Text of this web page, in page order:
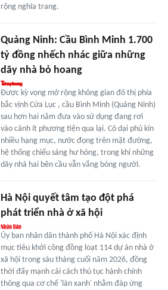
rộng nghĩa trang.
Quảng Ninh: Cầu Bình Minh 1.700
tỷ đồng nhếch nhác giữa những
dãy nhà bỏ hoang
Được kỳ vọng mở rộng không gian đô thị phía
bắc vịnh Cửa Lục , cầu Bình Minh (Quảng Ninh)
sau hơn hai năm đưa vào sử dụng đang rơi
vào cảnh ít phương tiện qua lại. Cỏ dại phủ kín
nhiều hạng mục, nước đọng trên mặt đường,
hệ thống chiếu sáng hư hỏng, trong khi những
dãy nhà hai bên cầu vẫn vắng bóng người.
Hà Nội quyết tâm tạo đột phá
phát triển nhà ở xã hội
Ủy ban nhân dân thành phố Hà Nội xác định
mục tiêu khởi công đồng loạt 114 dự án nhà ở
xã hội trong sáu tháng cuối năm 2026, đồng
thời đẩy mạnh cải cách thủ tục hành chính
thông qua cơ chế 'làn xanh' nhằm đáp ứng